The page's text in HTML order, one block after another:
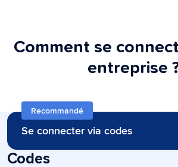
Comment se
entreprise
Recommandé
Se connecter via codes
Codes